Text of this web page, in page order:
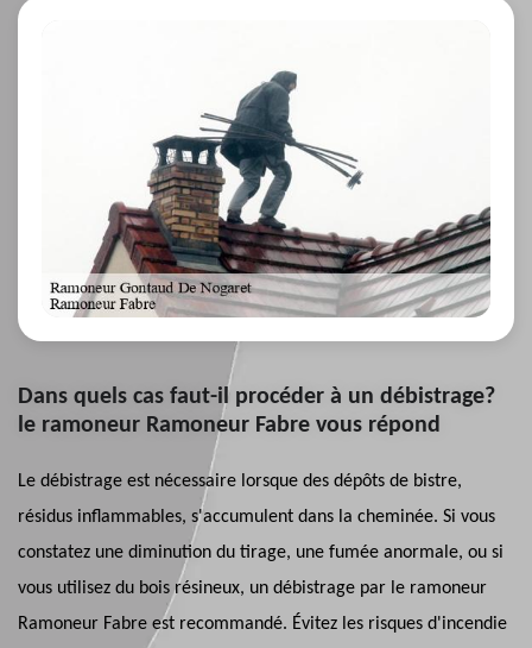
Dans quels cas faut-il procéder à un débistrage?
le ramoneur Ramoneur Fabre vous répond
Le débistrage est nécessaire lorsque des dépôts de bistre,
résidus inflammables, s'accumulent dans la cheminée. Si vous
constatez une diminution du tirage, une fumée anormale, ou si
vous utilisez du bois résineux, un débistrage par le ramoneur
Ramoneur Fabre est recommandé. Évitez les risques d'incendie